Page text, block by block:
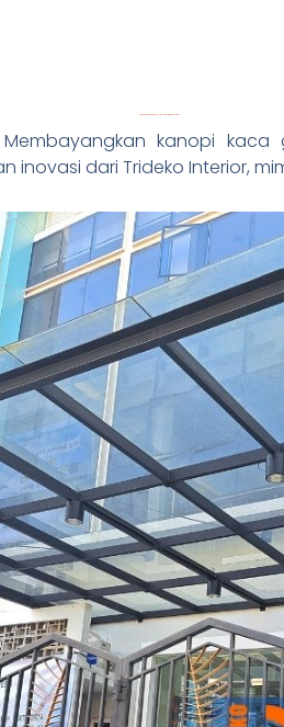
Membayangkan kanopi
inovasi dari Trideko Interior,